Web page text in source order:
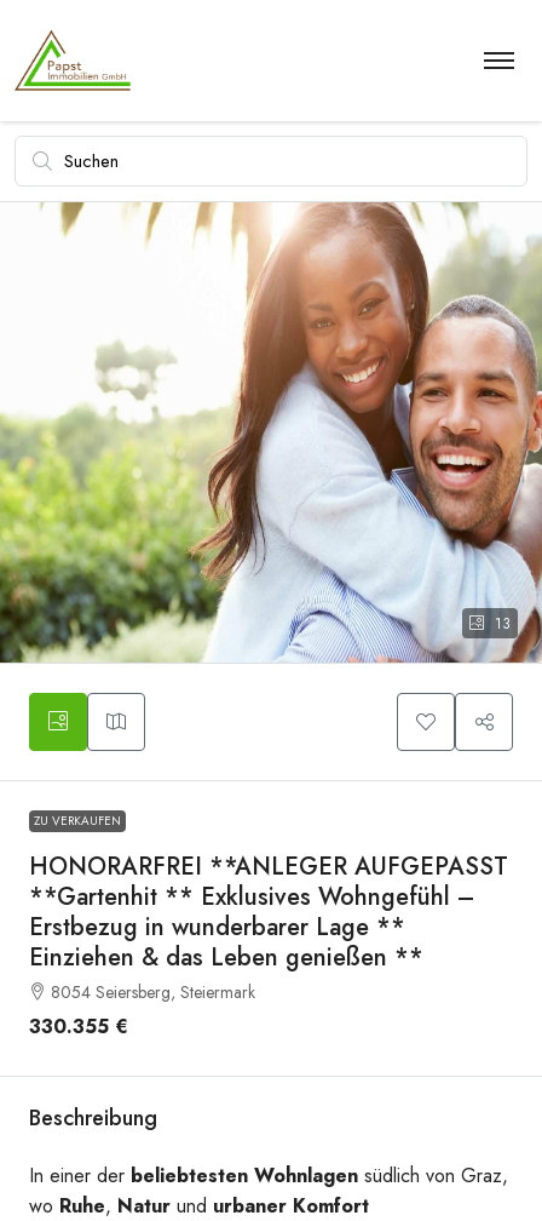
13
Ansicht 2 Haus 1
ZU VERKAUFEN
HONORARFREI **ANLEGER AUFGEPASST
**Gartenhit ** Exklusives Wohngefühl –
Erstbezug in wunderbarer Lage **
Einziehen & das Leben genießen **
8054 Seiersberg, Steiermark
330.355 €
Beschreibung
In einer der beliebtesten Wohnlagen südlich von Graz,
wo Ruhe, Natur und urbaner Komfort